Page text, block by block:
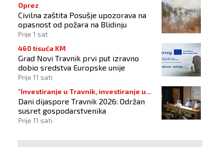
Oprez
Civilna zaštita Posušje upozorava na
opasnost od požara na Blidinju
Prije 1 sat
460 tisuća KM
Grad Novi Travnik prvi put izravno
dobio sredstva Europske unije
Prije 11 sati
"Investiranje u Travnik, investiranje u
budućnost"
Dani dijaspore Travnik 2026: Održan
susret gospodarstvenika
Prije 11 sati